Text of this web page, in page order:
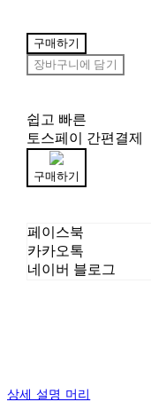
구매하기
장바구니에 담기
쉽고 빠른
토스페이 간편결제
구매하기
페이스북
카카오톡
네이버 블로그
상세 설명 머리